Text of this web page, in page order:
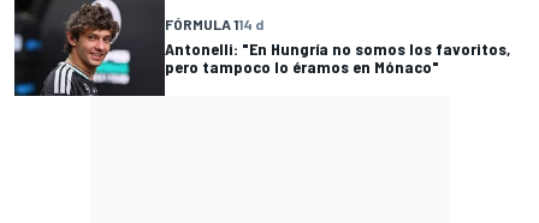
FÓRMULA 114 d
Antonelli: "En Hungría no somos los favoritos,
pero tampoco lo éramos en Mónaco"